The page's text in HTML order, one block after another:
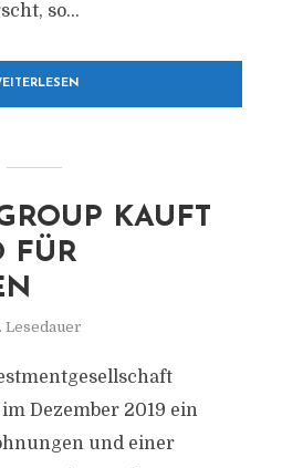
so...
KAUFT
FÜR
Lesedauer
Dezember 2019 ein
und einer